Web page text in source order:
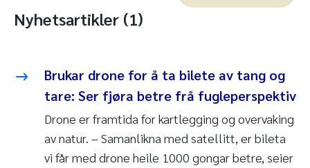
Nyhetsartikler (1)
Brukar drone for å ta bilete av tang og
tare: Ser fjøra betre frå fugleperspektiv
Drone er framtida for kartlegging og overvaking
av natur. – Samanlikna med satellitt, er bileta
vi får med drone heile 1000 gongar betre, seier